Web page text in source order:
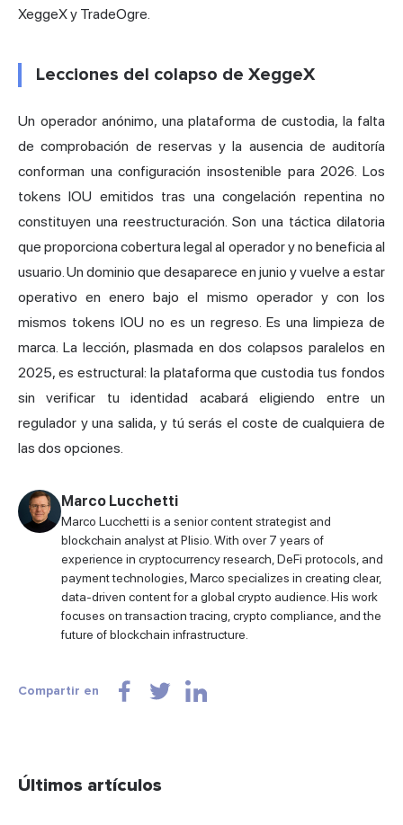
XeggeX y TradeOgre.
Lecciones del colapso de XeggeX
Un operador anónimo, una plataforma de custodia, la falta
de comprobación de reservas y la ausencia de auditoría
conforman una configuración insostenible para 2026. Los
tokens IOU emitidos tras una congelación repentina no
constituyen una reestructuración. Son una táctica dilatoria
que proporciona cobertura legal al operador y no beneficia al
usuario. Un dominio que desaparece en junio y vuelve a estar
operativo en enero bajo el mismo operador y con los
mismos tokens IOU no es un regreso. Es una limpieza de
marca. La lección, plasmada en dos colapsos paralelos en
2025, es estructural: la plataforma que custodia tus fondos
sin verificar tu identidad acabará eligiendo entre un
regulador y una salida, y tú serás el coste de cualquiera de
las dos opciones.
Marco Lucchetti
Marco Lucchetti is a senior content strategist and
blockchain analyst at Plisio. With over 7 years of
experience in cryptocurrency research, DeFi protocols, and
payment technologies, Marco specializes in creating clear,
data-driven content for a global crypto audience. His work
focuses on transaction tracing, crypto compliance, and the
future of blockchain infrastructure.
Compartir en
Últimos artículos